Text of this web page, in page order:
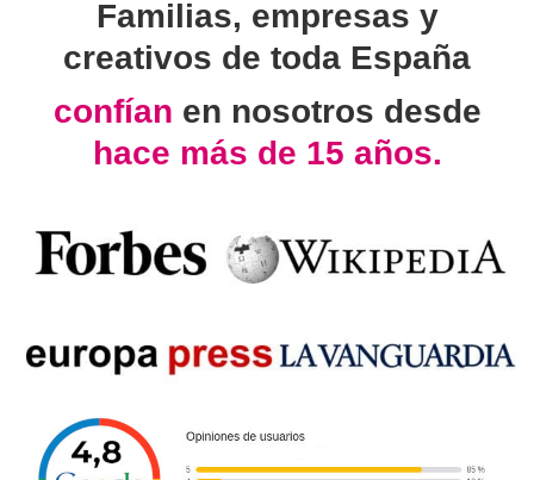
Familias, empresas y
creativos de toda España
confían en nosotros desde
hace más de 15 años.